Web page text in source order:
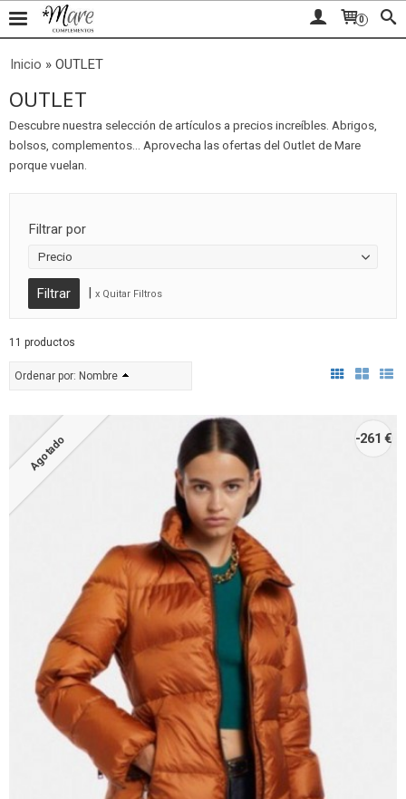
0
Inicio » OUTLET
OUTLET
Descubre nuestra selección de artículos a precios increíbles. Abrigos,
bolsos, complementos... Aprovecha las ofertas del Outlet de Mare
porque vuelan.
Filtrar por
Precio
| x Quitar Filtros
11 productos
Ordenar por: Nombre
Agotado -261 €